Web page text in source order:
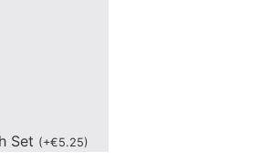
Set (+€5.25)